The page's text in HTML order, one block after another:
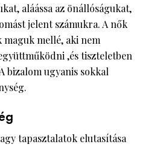
aláássa az önállóságukat,
jelent számukra. A nők
mellé, aki nem
,és tiszteletben
bizalom ugyanis sokkal
tapasztalatok elutasítása